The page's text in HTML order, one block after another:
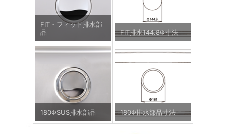
FIT・フィット排水部
品
FIT排水144.8Φ寸法
180ΦSUS排水部品 180Φ排水部品寸法